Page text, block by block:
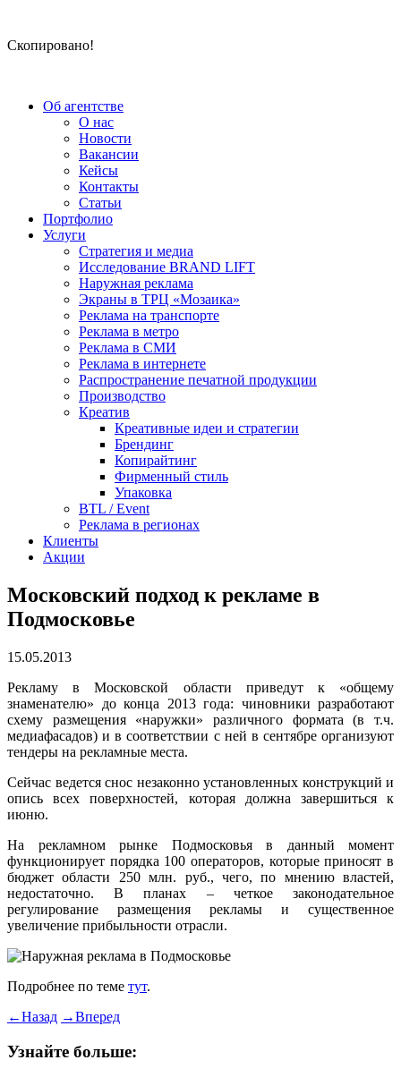
Скопировано!
Об агентстве
О нас
Новости
Вакансии
Кейсы
Контакты
Статьи
Портфолио
Услуги
Стратегия и медиа
Исследование BRAND LIFT
Наружная реклама
Экраны в ТРЦ «Мозаика»
Реклама на транспорте
Реклама в метро
Реклама в СМИ
Реклама в интернете
Распространение печатной продукции
Производство
Креатив
Креативные идеи и стратегии
Брендинг
Копирайтинг
Фирменный стиль
Упаковка
BTL / Event
Реклама в регионах
Клиенты
Акции
Московский подход к рекламе в
Подмосковье
15.05.2013
Рекламу в Московской области приведут к «общему
знаменателю» до конца 2013 года: чиновники разработают
схему размещения «наружки» различного формата (в т.ч.
медиафасадов) и в соответствии с ней в сентябре организуют
тендеры на рекламные места.
Сейчас ведется снос незаконно установленных конструкций и
опись всех поверхностей, которая должна завершиться к
июню.
На рекламном рынке Подмосковья в данный момент
функционирует порядка 100 операторов, которые приносят в
бюджет области 250 млн. руб., чего, по мнению властей,
недостаточно. В планах – четкое законодательное
регулирование размещения рекламы и существенное
увеличение прибыльности отрасли.
Подробнее по теме тут.
←Назад →Вперед
Узнайте больше: